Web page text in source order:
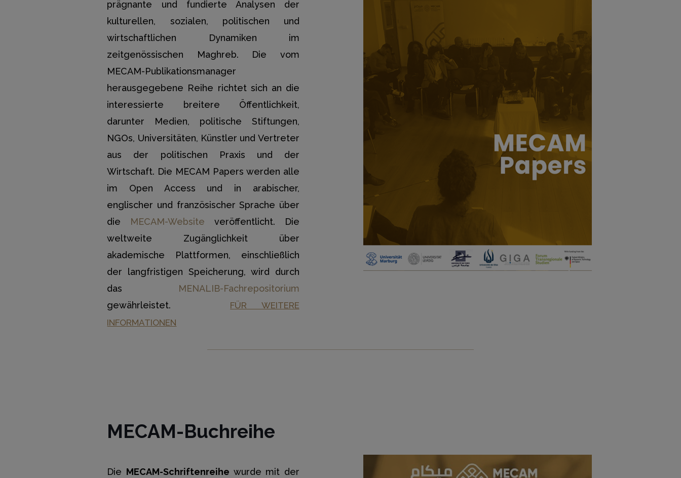
prägnante und fundierte Analysen der
kulturellen, sozialen, politischen und
wirtschaftlichen Dynamiken im
zeitgenössischen Maghreb. Die vom
MECAM-Publikationsmanager
herausgegebene Reihe richtet sich an die
interessierte breitere Öffentlichkeit,
darunter Medien, politische Stiftungen,
NGOs, Universitäten, Künstler und Vertreter
aus der politischen Praxis und der
Wirtschaft. Die MECAM Papers werden alle
im Open Access und in arabischer,
englischer und französischer Sprache über
die MECAM-Website veröffentlicht. Die
weltweite Zugänglichkeit über
akademische Plattformen, einschließlich
der langfristigen Speicherung, wird durch
das
MENALIB-Fachrepositorium
gewährleistet.
FÜR WEITERE
INFORMATIONEN
MECAM-Buchreihe
Die MECAM-Schriftenreihe wurde mit der